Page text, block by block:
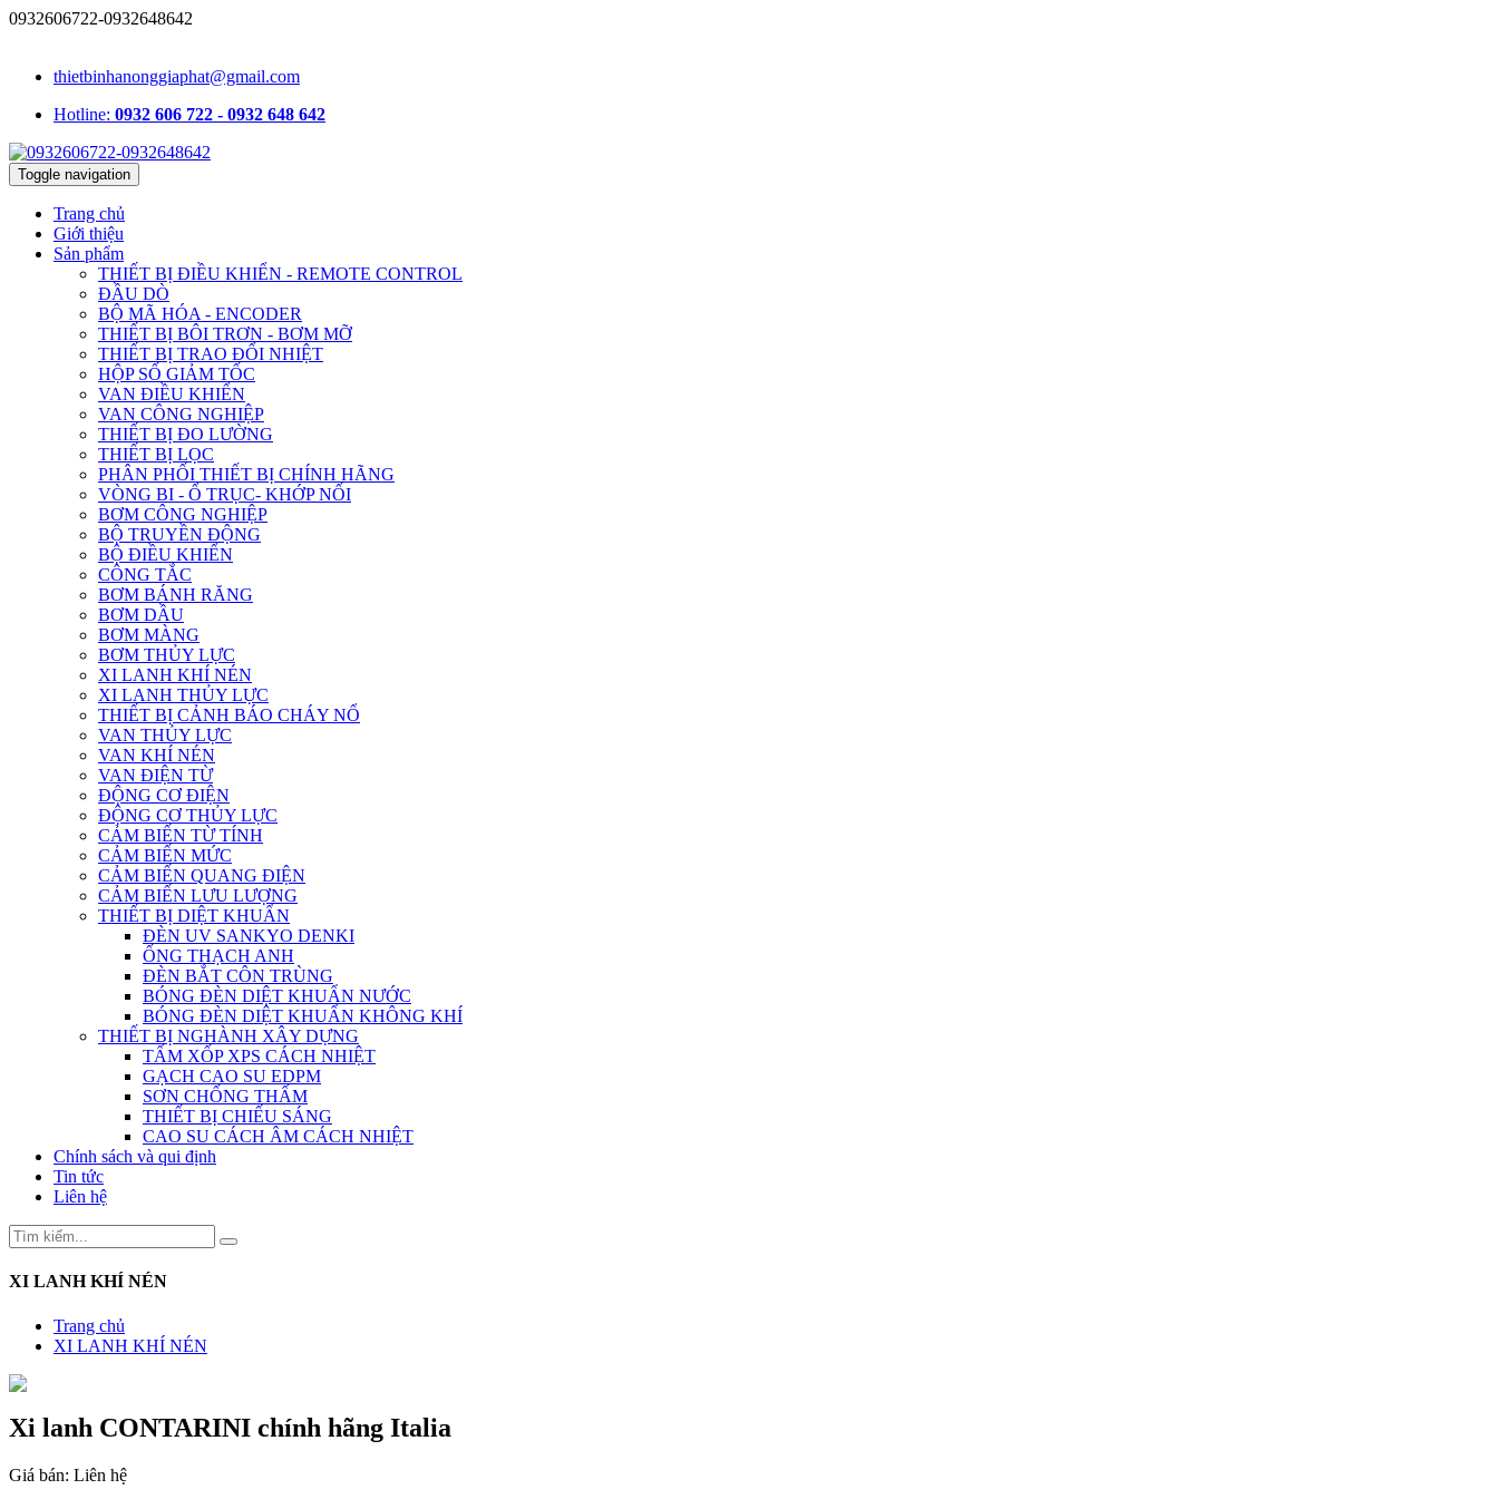
0932606722-0932648642
thietbinhanonggiaphat@gmail.com
Hotline: 0932 606 722 - 0932 648 642
Toggle navigation
Trang chủ
Giới thiệu
Sản phẩm
THIẾT BỊ ĐIỀU KHIỂN - REMOTE CONTROL
ĐẦU DÒ
BỘ MÃ HÓA - ENCODER
THIẾT BỊ BÔI TRƠN - BƠM MỠ
THIẾT BỊ TRAO ĐỔI NHIỆT
HỘP SỐ GIẢM TỐC
VAN ĐIỀU KHIỂN
VAN CÔNG NGHIỆP
THIẾT BỊ ĐO LƯỜNG
THIẾT BỊ LỌC
PHÂN PHỐI THIẾT BỊ CHÍNH HÃNG
VÒNG BI - Ổ TRỤC- KHỚP NỐI
BƠM CÔNG NGHIỆP
BỘ TRUYỀN ĐỘNG
BỘ ĐIỀU KHIỂN
CÔNG TẮC
BƠM BÁNH RĂNG
BƠM DẦU
BƠM MÀNG
BƠM THỦY LỰC
XI LANH KHÍ NÉN
XI LANH THỦY LỰC
THIẾT BỊ CẢNH BÁO CHÁY NỔ
VAN THỦY LỰC
VAN KHÍ NÉN
VAN ĐIỆN TỪ
ĐỘNG CƠ ĐIỆN
ĐỘNG CƠ THỦY LỰC
CẢM BIẾN TỪ TÍNH
CẢM BIẾN MỨC
CẢM BIẾN QUANG ĐIỆN
CẢM BIẾN LƯU LƯỢNG
THIẾT BỊ DIỆT KHUẨN
ĐÈN UV SANKYO DENKI
ỐNG THẠCH ANH
ĐÈN BẮT CÔN TRÙNG
BÓNG ĐÈN DIỆT KHUẨN NƯỚC
BÓNG ĐÈN DIỆT KHUẨN KHÔNG KHÍ
THIẾT BỊ NGHÀNH XÂY DỰNG
TẤM XỐP XPS CÁCH NHIỆT
GẠCH CAO SU EDPM
SƠN CHỐNG THẤM
THIẾT BỊ CHIẾU SÁNG
CAO SU CÁCH ÂM CÁCH NHIỆT
Chính sách và qui định
Tin tức
Liên hệ
XI LANH KHÍ NÉN
Trang chủ
XI LANH KHÍ NÉN
Xi lanh CONTARINI chính hãng Italia
Giá bán: Liên hệ